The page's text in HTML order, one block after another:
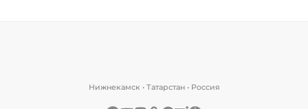
Нижнекамск • Татарстан • Россия